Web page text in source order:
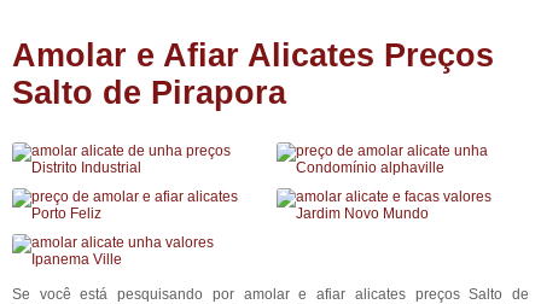
Amolar e Afiar Alicates Preços
Salto de Pirapora
Se você está pesquisando por amolar e afiar alicates preços Salto de